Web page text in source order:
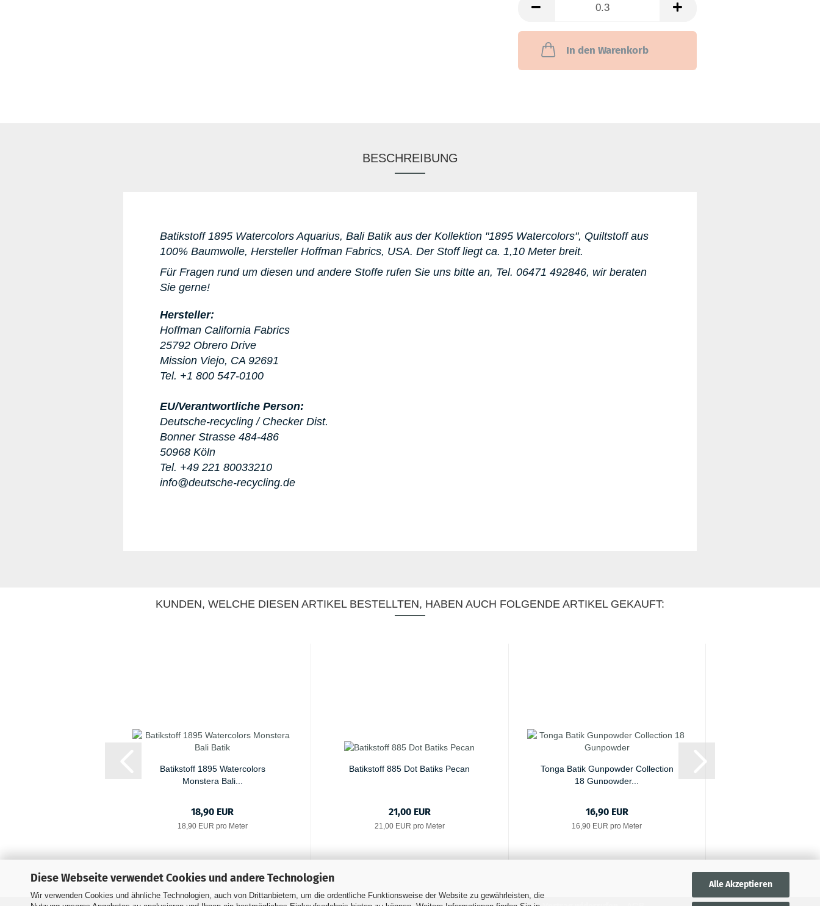
Diese Webseite verwendet Cookies und andere Technologien
Wir verwenden Cookies und ähnliche Technologien, auch von Drittanbietern, um die ordentliche Funktionsweise der Website zu gewährleisten, die
Alle Akzeptieren
Meter
In den Warenkorb
BESCHREIBUNG
Batikstoff 1895 Watercolors Aquarius, Bali Batik aus der Kollektion "1895 Watercolors", Quiltstoff aus
100% Baumwolle, Hersteller Hoffman Fabrics, USA. Der Stoff liegt ca. 1,10 Meter breit.
Für Fragen rund um diesen und andere Stoffe rufen Sie uns bitte an, Tel. 06471 492846, wir beraten
Sie gerne!
Hersteller:
Hoffman California Fabrics
25792 Obrero Drive
Mission Viejo, CA 92691
Tel. +1 800 547-0100
EU/Verantwortliche Person:
Deutsche-recycling / Checker Dist.
Bonner Strasse 484-486
50968 Köln
Tel. +49 221 80033210
info@deutsche-recycling.de
KUNDEN, WELCHE DIESEN ARTIKEL BESTELLTEN, HABEN AUCH FOLGENDE ARTIKEL GEKAUFT:
Batikstoff 1895 Watercolors
Monstera Bali...
18,90 EUR
18,90 EUR pro Meter
Batikstoff 885 Dot Batiks Pecan
21,00 EUR
21,00 EUR pro Meter
Tonga Batik Gunpowder Collection
18 Gunpowder...
16,90 EUR
16,90 EUR pro Meter